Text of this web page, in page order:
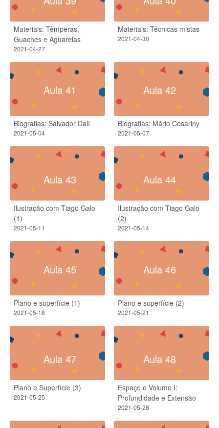
Materiais: Têmperas,
Guaches e Aguarelas
2021-04-27
Materiais: Técnicas mistas
2021-04-30
Aula 41
Biografias: Salvador Dalí
2021-05-04
Aula 42
Biografias: Mário Cesariny
2021-05-07
Aula 43
Ilustração com Tiago Galo
(1)
2021-05-11
Aula 44
Ilustração com Tiago Galo
(2)
2021-05-14
Aula 45
Plano e superfície (1)
2021-05-18
Aula 46
Plano e superfície (2)
2021-05-21
Aula 47
Plano e Superfície (3)
2021-05-25
Aula 48
Espaço e Volume I:
Profundidade e Extensão
2021-05-28